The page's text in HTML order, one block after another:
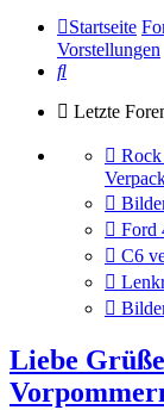
Startseite
Vorstellungen
Suche
Letzte
Gehe
zum
letzten
Gehe
zum
letzten
Gehe
zum
letzten
Ford
Gehe
zum
letzten
C6
Gehe
zum
letzten
Gehe
letzten
Liebe